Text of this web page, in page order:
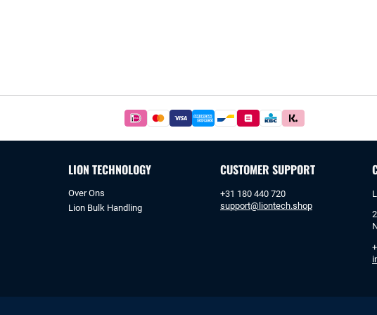
Betaal
veilig
met
iDeal
of
LION TECHNOLOGY
Over Ons
Lion Bulk Handling
CUSTOMER SUPPORT
+31 180 440 720
support@liontech.shop